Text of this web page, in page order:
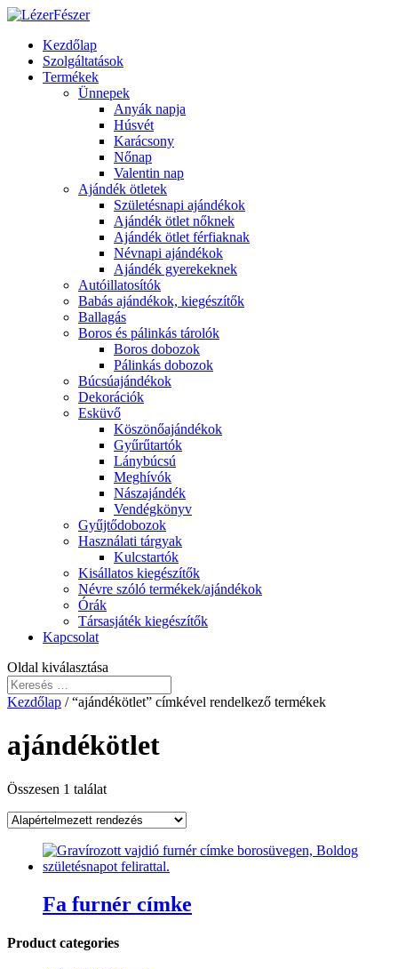
Kezdőlap
Szolgáltatások
Termékek
Ünnepek
Anyák napja
Húsvét
Karácsony
Nőnap
Valentin nap
Ajándék ötletek
Születésnapi ajándékok
Ajándék ötlet nőknek
Ajándék ötlet férfiaknak
Névnapi ajándékok
Ajándék gyerekeknek
Autóillatosítók
Babás ajándékok, kiegészítők
Ballagás
Boros és pálinkás tárolók
Boros dobozok
Pálinkás dobozok
Búcsúajándékok
Dekorációk
Esküvő
Köszönőajándékok
Gyűrűtartók
Lánybúcsú
Meghívók
Nászajándék
Vendégkönyv
Gyűjtődobozok
Használati tárgyak
Kulcstartók
Kisállatos kiegészítők
Névre szóló termékek/ajándékok
Órák
Társasjáték kiegészítők
Kapcsolat
Oldal kiválasztása
Kezdőlap / “ajándékötlet” címkével rendelkező termékek
ajándékötlet
Összesen 1 találat
Fa furnér címke
Product categories